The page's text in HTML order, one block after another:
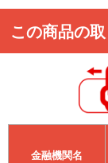
この商品の
金融機関名